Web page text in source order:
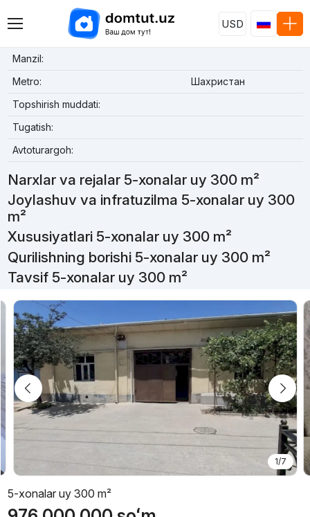
USD
Manzil:
Metro:
Шахристан
Topshirish muddati:
Tugatish:
Avtoturargoh:
Narxlar va rejalar 5-xonalar uy 300 m²
Joylashuv va infratuzilma 5-xonalar uy 300
m²
Xususiyatlari 5-xonalar uy 300 m²
Qurilishning borishi 5-xonalar uy 300 m²
Tavsif 5-xonalar uy 300 m²
1/7
5-xonalar uy 300 m²